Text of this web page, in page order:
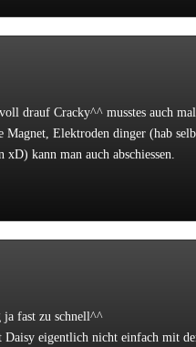
drauf Cracky^^ musstes auch
Magnet, Elektroden dinger (hab
xD) kann man auch abschiessen.
ja fast zu schnell^^
Daisy eigentlich nicht einfach mit